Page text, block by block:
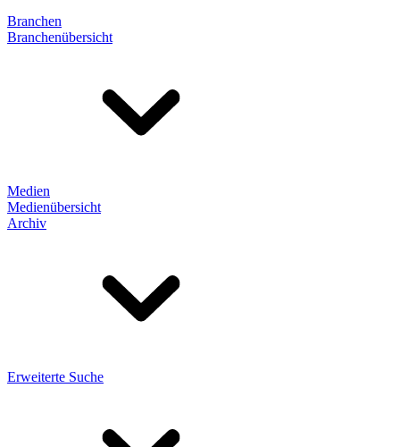
Branchen
Branchenübersicht
Medien
Medienübersicht
Archiv
Erweiterte Suche